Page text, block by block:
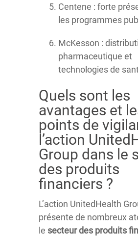
Centene : forte
les programmes
McKesson :
pharmaceutique et
technologies de
Quels sont les
avantages et
points de
l’action
Group dans le
des produits
financiers ?
L’action UnitedHealth
présente de nombreux
le secteur des produits